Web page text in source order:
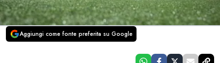
Aggiungi come fonte preferita su Google